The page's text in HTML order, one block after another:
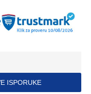
ISPORUKE